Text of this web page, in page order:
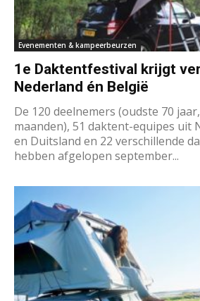
Evenementen & kampeerbeurzen
1e Daktentfestival krijgt
Nederland én België
De 120 deelnemers (oudste 70
maanden), 51 daktent-equipes uit
en Duitsland en 22 verschillende
hebben afgelopen september...